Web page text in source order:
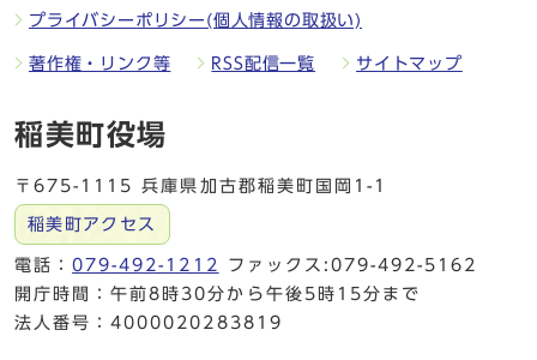
プライバシーポリシー(個人情報の取扱い)
著作権・リンク等 RSS配信一覧 サイトマップ
稲美町役場
〒675-1115 兵庫県加古郡稲美町国岡1-1
稲美町アクセス
電話：079-492-1212
ファックス:079-492-5162
開庁時間：午前8時30分から午後5時15分まで
法人番号：4000020283819